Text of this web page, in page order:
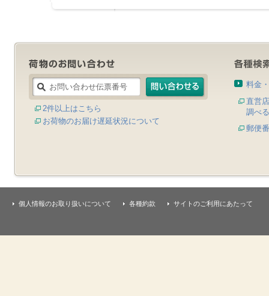
2件以上はこちら
お荷物のお届け遅延状況について
料金
直営
調べる
郵便
個人情報のお取り扱いについて 各種約款 サイトのご利用にあたって